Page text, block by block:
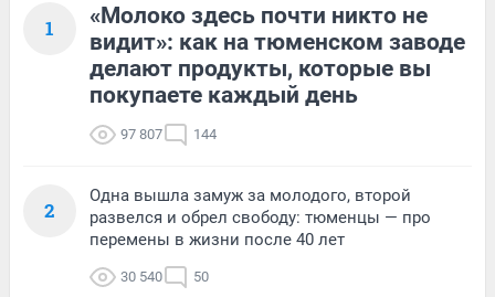
1
«Молоко здесь почти никто не
видит»: как на тюменском заводе
делают продукты, которые вы
покупаете каждый день
97 807 144
2
Одна вышла замуж за молодого, второй
развелся и обрел свободу: тюменцы — про
перемены в жизни после 40 лет
30 540 50